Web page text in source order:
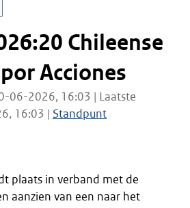
Chileense
Acciones
06-2026, 16:03 | Laatste
16:03 | Standpunt
plaats in verband met de
aanzien van een naar het